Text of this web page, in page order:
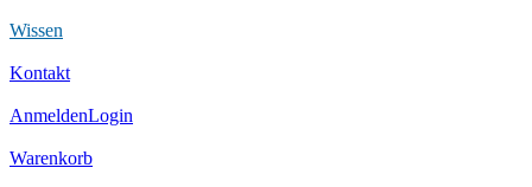
Wissen
Kontakt
AnmeldenLogin
Warenkorb